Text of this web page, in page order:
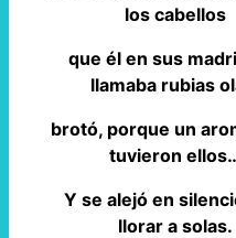
los cabellos
que él en sus
llamaba rubias
brotó, porque un
tuvieron
Y se alejó en
llorar a solas.